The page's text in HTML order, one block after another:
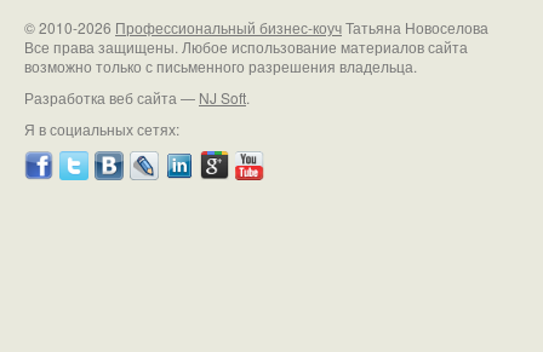
© 2010-2026 Профессиональный бизнес-коучТатьяна Новоселова
Все права защищены. Любое использование материалов сайта
возможно только с письменного разрешения владельца.
Разработка веб сайта — NJ Soft.
Я в социальных сетях: